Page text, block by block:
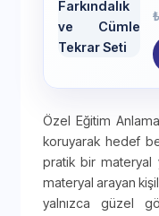
₺
Özel Eğitim
koruyarak hedef
pratik bir materyal
materyal arayan
yalnızca güzel